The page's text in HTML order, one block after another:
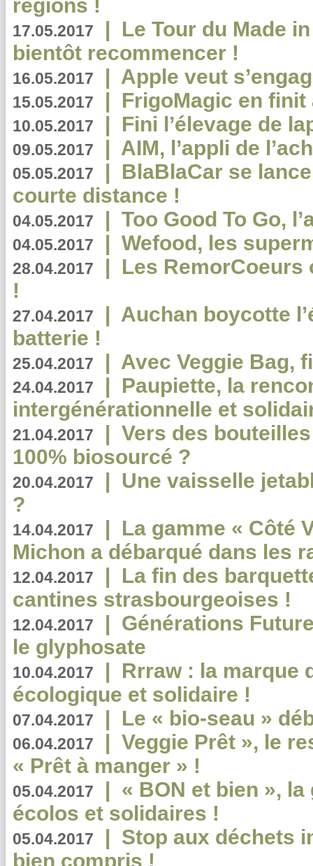
régions !
17.05.2017 | Le Tour du Made
bientôt recommencer !
16.05.2017 | Apple veut
15.05.2017 | FrigoMagic en
10.05.2017 | Fini l’élevage de
09.05.2017 | AIM, l’appli de
05.05.2017 | BlaBlaCar se
courte distance !
04.05.2017 | Too Good To Go,
04.05.2017 | Wefood, les
28.04.2017 | Les RemorCoeurs
!
27.04.2017 | Auchan boycotte
batterie !
25.04.2017 | Avec Veggie Bag,
24.04.2017 | Paupiette, la
intergénérationnelle et
21.04.2017 | Vers des
100% biosourcé ?
20.04.2017 | Une vaisselle
?
14.04.2017 | La gamme « Côté
Michon a débarqué dans les
12.04.2017 | La fin des
cantines strasbourgeoises !
12.04.2017 | Générations
le glyphosate
10.04.2017 | Rrraw : la marque
écologique et solidaire !
07.04.2017 | Le « bio-seau »
06.04.2017 | Veggie Prêt », le
« Prêt à manger » !
05.04.2017 | « BON et bien »,
écolos et solidaires !
05.04.2017 | Stop aux déchets
bien compris !